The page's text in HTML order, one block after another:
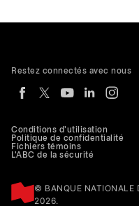
Conditions d'utilisation
Politique de confidentialité
Fichiers témoins
L'ABC de la sécurité
© BANQUE
2026.
Restez connectés avec nous